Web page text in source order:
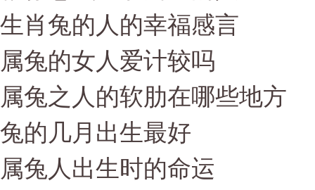
生肖兔的人的幸福感言
属兔的女人爱计较吗
属兔之人的软肋在哪些地方
兔的几月出生最好
属兔人出生时的命运